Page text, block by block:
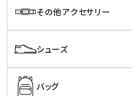
その他アクセサリー
シューズ
バッグ